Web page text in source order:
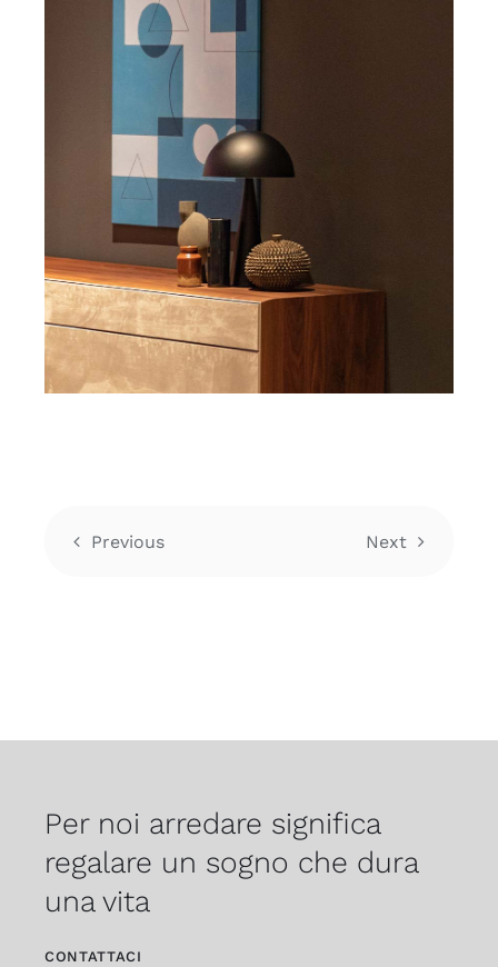
Previous Next
Per noi arredare significa
regalare un sogno che dura
una vita
CONTATTACI